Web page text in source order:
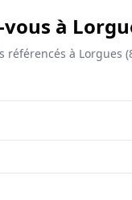
à
référencés à